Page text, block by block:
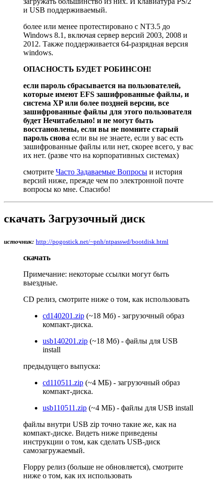
и USB поддерживаемый.
более или менее протестировано с NT3.5 до
Windows 8.1, включая сервер версий 2003, 2008 и
2012. Также поддерживается 64-разрядная версия
windows.
ОПАСНОСТЬ БУДЕТ РОБИНСОН!
если пароль сбрасывается на пользователей,
которые имеют EFS зашифрованные файлы, и
система XP или более поздней версии, все
зашифрованные файлы для этого пользователя
будет Нечитабельно! и не могут быть
восстановлены, если вы не помните старый
пароль снова если вы не знаете, если у вас есть
зашифрованные файлы или нет, скорее всего, у вас
их нет. (разве что на корпоративных системах)
смотрите Часто Задаваемые Вопросы и история
версий ниже, прежде чем по электронной почте
вопросы ко мне. Спасибо!
скачать Загрузочный диск
источник: http://pogostick.net/~pnh/ntpasswd/bootdisk.html
скачать
Примечание: некоторые ссылки могут быть
выездные.
CD релиз, смотрите ниже о том, как использовать
cd140201.zip (~18 Мб) - загрузочный образ
компакт-диска.
usb140201.zip (~18 Мб) - файлы для USB
install
предыдущего выпуска:
cd110511.zip (~4 МБ) - загрузочный образ
компакт-диска.
usb110511.zip (~4 МБ) - файлы для USB install
файлы внутри USB zip точно такие же, как на
компакт-диске. Видеть ниже приведены
инструкции о том, как сделать USB-диск
самозагружаемый.
Floppy релиз (больше не обновляется), смотрите
ниже о том, как их использовать